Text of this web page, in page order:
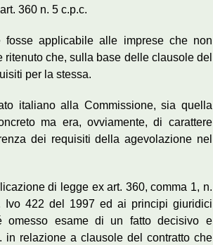
360 n. 5 c.p.c.
applicabile alle imprese che non
che, sulla base delle clausole del
per la stessa.
italiano alla Commissione, sia quella
ma era, ovviamente, di carattere
dei requisiti della agevolazione nel
di legge ex art. 360, comma 1, n.
Ivo 422 del 1997 ed ai principi giuridici
omesso esame di un fatto decisivo e
in relazione a clausole del contratto che